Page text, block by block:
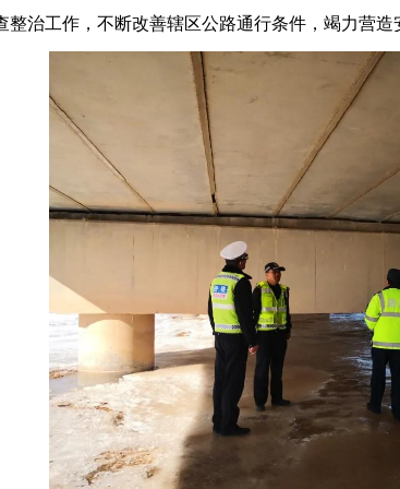
治工作，不断改善辖区公路通行条件，竭力营